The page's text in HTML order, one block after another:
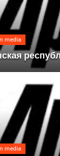
media
media